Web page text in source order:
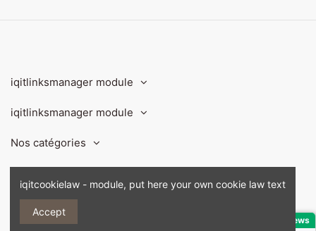
iqitlinksmanager module
iqitlinksmanager module
Nos catégories
Customer Reviews
iqitcookielaw - module, put here your own cookie law text
Accept